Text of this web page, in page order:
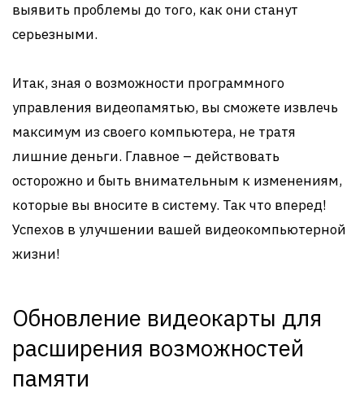
выявить проблемы до того, как они станут
серьезными.
Итак, зная о возможности программного
управления видеопамятью, вы сможете извлечь
максимум из своего компьютера, не тратя
лишние деньги. Главное – действовать
осторожно и быть внимательным к изменениям,
которые вы вносите в систему. Так что вперед!
Успехов в улучшении вашей видеокомпьютерной
жизни!
Обновление видеокарты для
расширения возможностей
памяти